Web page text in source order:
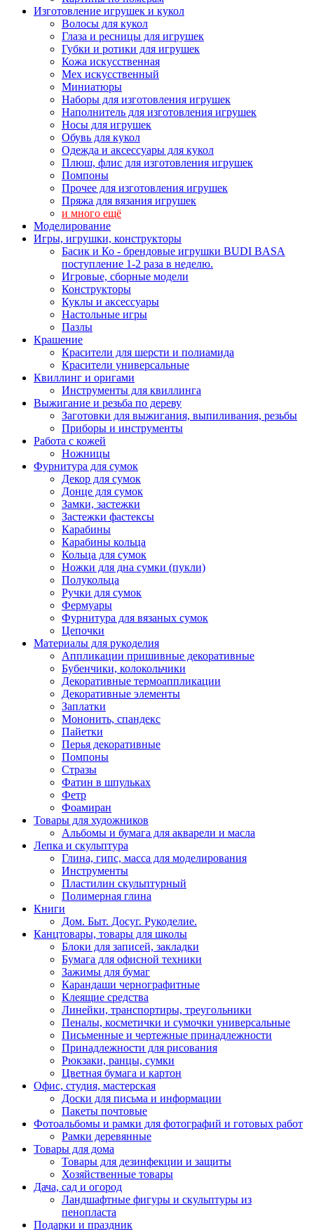
Изготовление игрушек и кукол
Волосы для кукол
Глаза и ресницы для игрушек
Губки и ротики для игрушек
Кожа искусственная
Мех искусственный
Миниатюры
Наборы для изготовления игрушек
Наполнитель для изготовления игрушек
Носы для игрушек
Обувь для кукол
Одежда и аксессуары для кукол
Плюш, флис для изготовления игрушек
Помпоны
Прочее для изготовления игрушек
Пряжа для вязания игрушек
и много ещё
Моделирование
Игры, игрушки, конструкторы
Басик и Ко - брендовые игрушки BUDI BASA
поступление 1-2 раза в неделю.
Игровые, сборные модели
Конструкторы
Куклы и аксессуары
Настольные игры
Пазлы
Крашение
Красители для шерсти и полиамида
Красители универсальные
Квиллинг и оригами
Инструменты для квиллинга
Выжигание и резьба по дереву
Заготовки для выжигания, выпиливания, резьбы
Приборы и инструменты
Работа с кожей
Ножницы
Фурнитура для сумок
Декор для сумок
Донце для сумок
Замки, застежки
Застежки фастексы
Карабины
Карабины кольца
Кольца для сумок
Ножки для дна сумки (пукли)
Полукольца
Ручки для сумок
Фермуары
Фурнитура для вязаных сумок
Цепочки
Материалы для рукоделия
Аппликации пришивные декоративные
Бубенчики, колокольчики
Декоративные термоаппликации
Декоративные элементы
Заплатки
Мононить, спандекс
Пайетки
Перья декоративные
Помпоны
Стразы
Фатин в шпульках
Фетр
Фоамиран
Товары для художников
Альбомы и бумага для акварели и масла
Лепка и скульптура
Глина, гипс, масса для моделирования
Инструменты
Пластилин скульптурный
Полимерная глина
Книги
Дом. Быт. Досуг. Рукоделие.
Канцтовары, товары для школы
Блоки для записей, закладки
Бумага для офисной техники
Зажимы для бумаг
Карандаши чернографитные
Клеящие средства
Линейки, транспортиры, треугольники
Пеналы, косметички и сумочки универсальные
Письменные и чертежные принадлежности
Принадлежности для рисования
Рюкзаки, ранцы, сумки
Цветная бумага и картон
Офис, студия, мастерская
Доски для письма и информации
Пакеты почтовые
Фотоальбомы и рамки для фотографий и готовых работ
Рамки деревянные
Товары для дома
Товары для дезинфекции и защиты
Хозяйственные товары
Дача, сад и огород
Ландшафтные фигуры и скульптуры из
пенопласта
Подарки и праздник